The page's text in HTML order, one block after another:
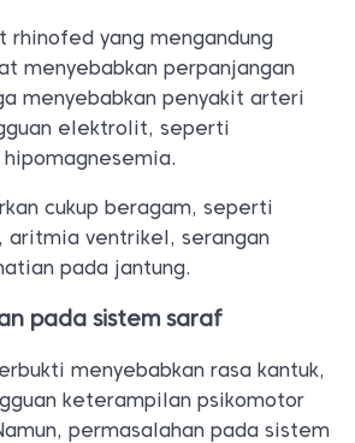
rhinofed yang mengandung
menyebabkan perpanjangan
menyebabkan penyakit arteri
elektrolit, seperti
cukup beragam, seperti
aritmia ventrikel, serangan
pada jantung.
pada sistem saraf
menyebabkan rasa kantuk,
keterampilan psikomotor
permasalahan pada sistem